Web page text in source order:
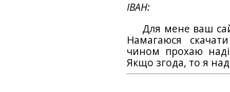
ІВАН
Для мене ваш
Намагаюся
чином прохаю
Якщо згода, то я